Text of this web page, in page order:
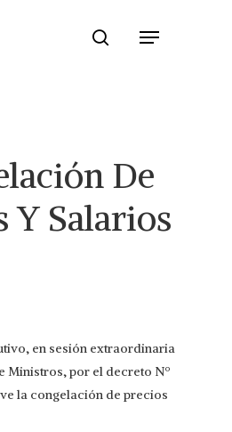
search
Menu
De
Y Salarios
en sesión extraordinaria
Ministros, por el decreto Nº
la congelación de precios